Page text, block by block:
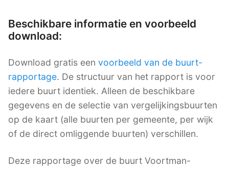
Beschikbare informatie en voorbeeld
download:
Download gratis een voorbeeld van de buurt-
rapportage. De structuur van het rapport is voor
iedere buurt identiek. Alleen de beschikbare
gegevens en de selectie van vergelijkingsbuurten
op de kaart (alle buurten per gemeente, per wijk
of de direct omliggende buurten) verschillen.
Deze rapportage over de buurt Voortman-